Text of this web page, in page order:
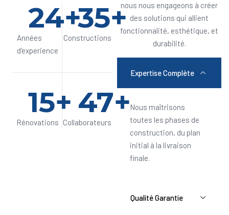
Années
d'experience
24+
Constructions
35+
Rénovations
15+
Collaborateurs
47+
nous nous engageons à créer
des solutions qui allient
fonctionnalité, esthétique, et
durabilité.
Expertise Complète
Nous maîtrisons
toutes les phases de
construction, du plan
initial à la livraison
finale.
Qualité Garantie